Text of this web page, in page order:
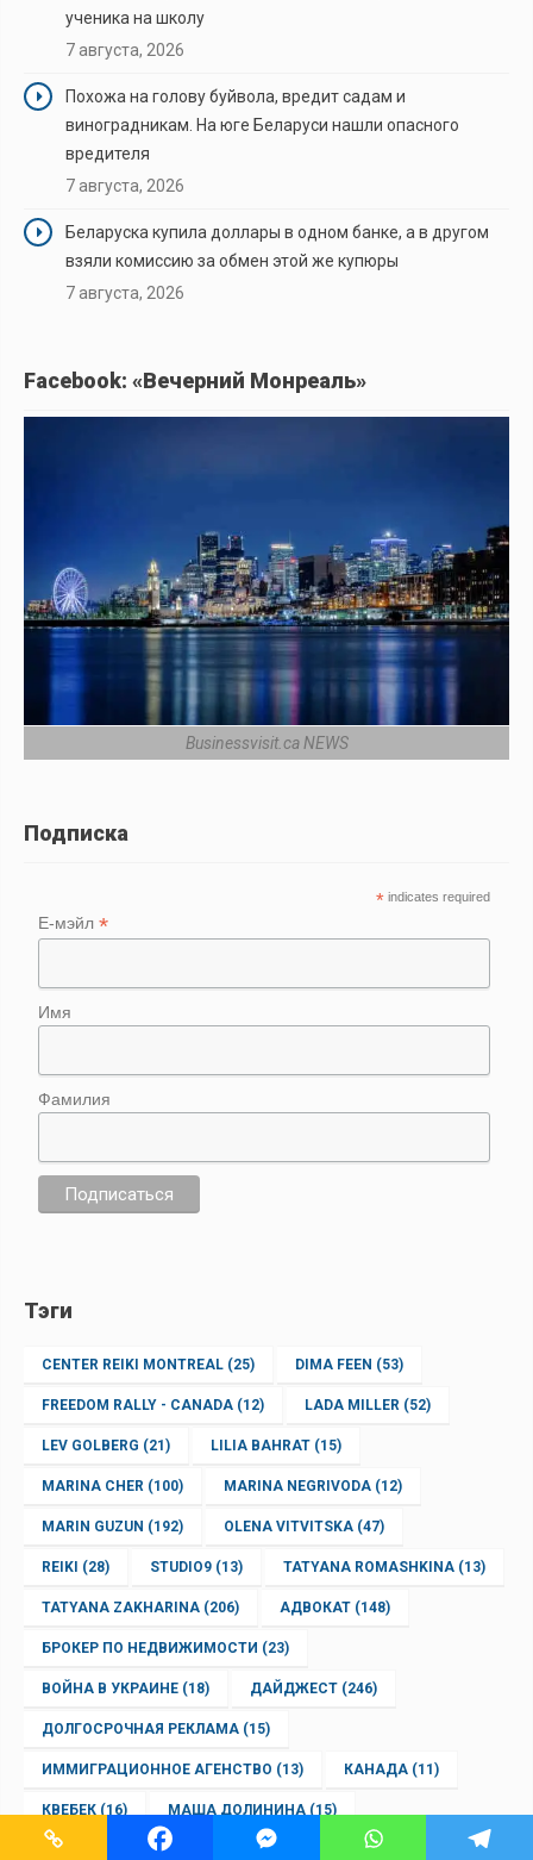
ученика на школу
7 августа, 2026
Похожа на голову буйвола, вредит садам и
виноградникам. На юге Беларуси нашли опасного
вредителя
7 августа, 2026
Беларуска купила доллары в одном банке, а в другом
взяли комиссию за обмен этой же купюры
7 августа, 2026
Facebook: «Вечерний Монреаль»
Businessvisit.ca NEWS
Подписка
* indicates required
Е-мэйл*
Имя
Фамилия
Тэги
CENTER REIKI MONTREAL (25) DIMA FEEN (53)
FREEDOM RALLY - CANADA (12) LADA MILLER (52)
LEV GOLBERG (21) LILIA BAHRAT (15)
MARINA CHER (100) MARINA NEGRIVODA (12)
MARIN GUZUN (192) OLENA VITVITSKA (47)
REIKI (28) STUDIO9 (13) TATYANA ROMASHKINA (13)
TATYANA ZAKHARINA (206) АДВОКАТ (148)
БРОКЕР ПО НЕДВИЖИМОСТИ (23)
ВОЙНА В УКРАИНЕ (18) ДАЙДЖЕСТ (246)
ДОЛГОСРОЧНАЯ РЕКЛАМА (15)
ИММИГРАЦИОННОЕ АГЕНСТВО (13) КАНАДА (11)
КВЕБЕК (16) МАША ДОЛИНИНА (15)
НАВІНЫПАБЕЛАРУСКУ